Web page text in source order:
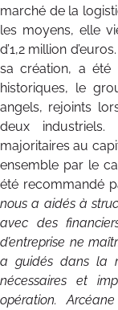
marché de la
les moyens, elle
d’1,2 million
sa création, a été
historiques, le
angels, rejoints
deux industriels.
majoritaires au
ensemble par le
été recommandé
nous a aidés à
avec des
d’entreprise ne
a guidés dans la
nécessaires et
opération.